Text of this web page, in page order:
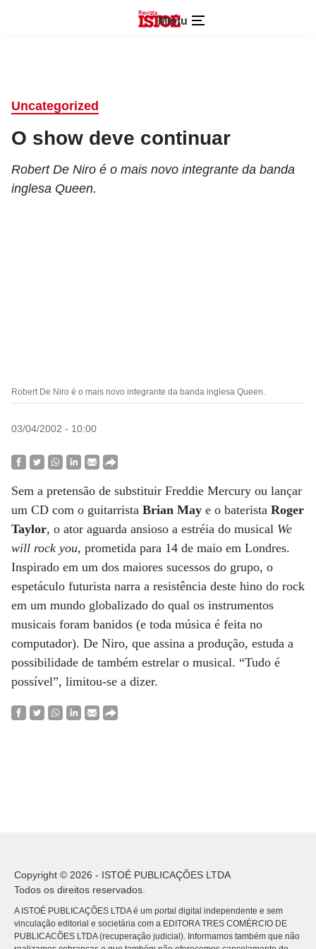
Menu
Uncategorized
O show deve continuar
Robert De Niro é o mais novo integrante da banda
inglesa Queen.
Robert De Niro é o mais novo integrante da banda inglesa Queen.
03/04/2002 - 10:00
Sem a pretensão de substituir Freddie Mercury ou lançar
um CD com o guitarrista Brian May e o baterista Roger
Taylor, o ator aguarda ansioso a estréia do musical We
will rock you, prometida para 14 de maio em Londres.
Inspirado em um dos maiores sucessos do grupo, o
espetáculo futurista narra a resistência deste hino do rock
em um mundo globalizado do qual os instrumentos
musicais foram banidos (e toda música é feita no
computador). De Niro, que assina a produção, estuda a
possibilidade de também estrelar o musical. “Tudo é
possível”, limitou-se a dizer.
Copyright © 2026 - ISTOÉ PUBLICAÇÕES LTDA
Todos os direitos reservados.
A ISTOÉ PUBLICAÇÕES LTDA é um portal digital independente e sem
vinculação editorial e societária com a EDITORA TRES COMÉRCIO DE
PUBLICACÕES LTDA (recuperação judicial). Informamos também que não